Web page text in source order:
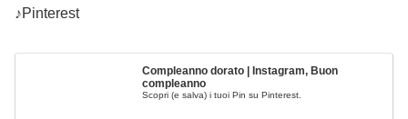
♪Pinterest
Compleanno dorato | Instagram, Buon
compleanno
Scopri (e salva) i tuoi Pin su Pinterest.